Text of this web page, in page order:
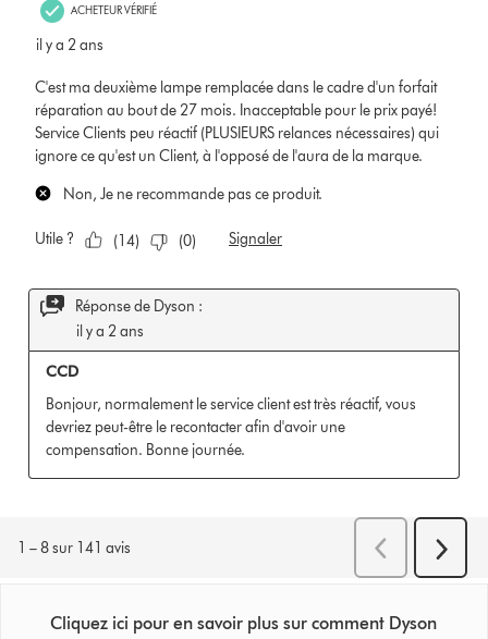
Cliquez ici pour en savoir plus sur comment Dyson